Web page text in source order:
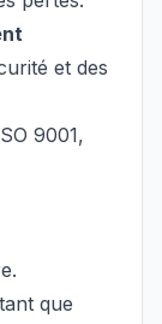
et des
9001,
que